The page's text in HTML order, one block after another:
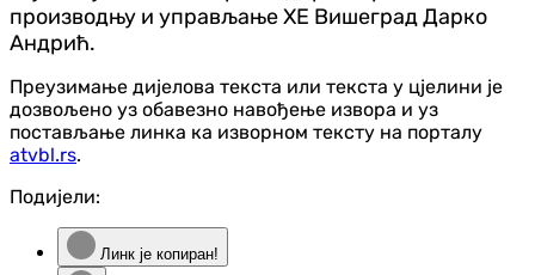
производњу и управљање ХЕ Вишеград Дарко
Андрић.
Преузимање дијелова текста или текста у цјелини је
дозвољено уз обавезно навођење извора и уз
постављање линка ка изворном тексту на порталу
atvbl.rs.
Подијели:
Линк је копиран!